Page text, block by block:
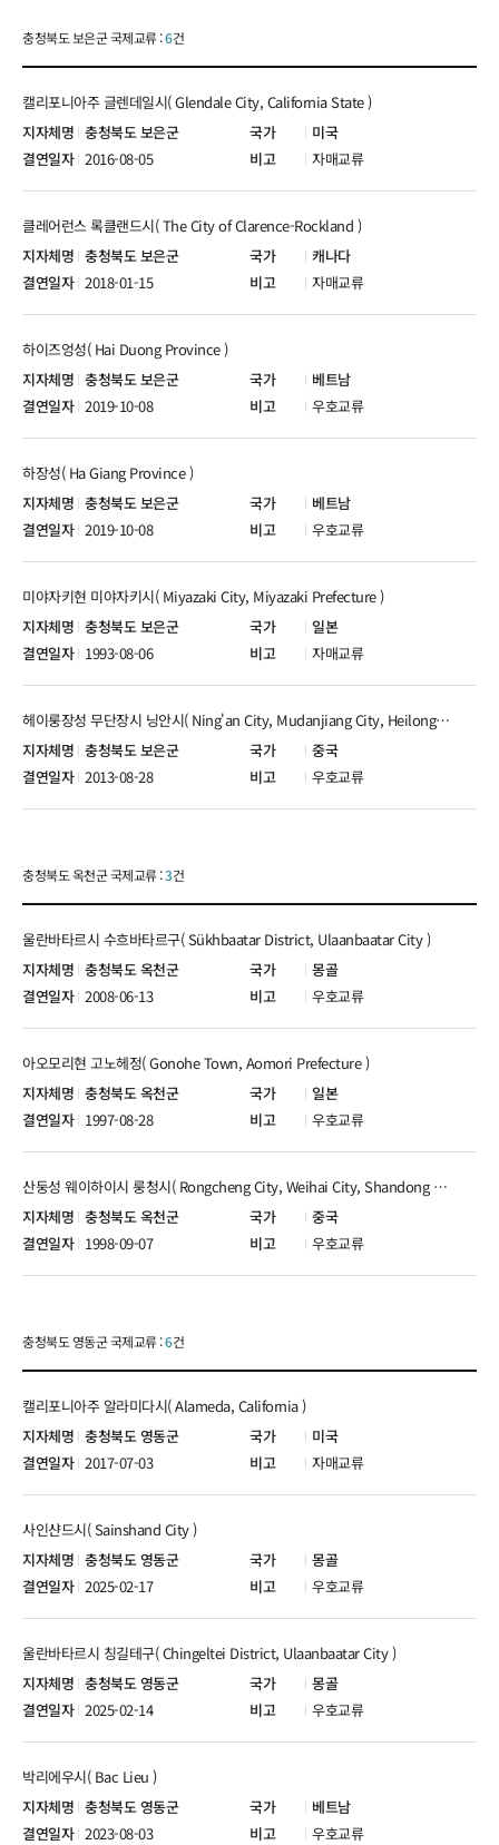
충청북도 보은군 국제교류 :6건
충청북도 보은군 미국
캘리포니아주 글렌데일시( Glendale City, California State )
2016-08-05 자매교류
충청북도 보은군 캐나다
클레어런스 록클랜드시( The City of Clarence-Rockland )
2018-01-15 자매교류
충청북도 보은군 베트남
하이즈엉성( Hai Duong Province )
2019-10-08 우호교류
충청북도 보은군 베트남
하장성( Ha Giang Province )
2019-10-08 우호교류
충청북도 보은군 일본
미야자키현 미야자키시( Miyazaki City, Miyazaki Prefecture )
1993-08-06 자매교류
충청북도 보은군 중국
헤이룽장성 무단장시 닝안시( Ning'an City, Mudanjiang City, Heilongjiang Province )
2013-08-28 우호교류
충청북도 옥천군 국제교류 :3건
충청북도 옥천군 몽골
울란바타르시 수흐바타르구( Sükhbaatar District, Ulaanbaatar City )
2008-06-13 우호교류
충청북도 옥천군 일본
아오모리현 고노헤정( Gonohe Town, Aomori Prefecture )
1997-08-28 우호교류
충청북도 옥천군 중국
산둥성 웨이하이시 룽청시( Rongcheng City, Weihai City, Shandong Province )
1998-09-07 우호교류
충청북도 영동군 국제교류 :6건
충청북도 영동군 미국
캘리포니아주 알라미다시( Alameda, California )
2017-07-03 자매교류
충청북도 영동군 몽골
사인샨드시( Sainshand City )
2025-02-17 우호교류
충청북도 영동군 몽골
울란바타르시 칭길테구( Chingeltei District, Ulaanbaatar City )
2025-02-14 우호교류
충청북도 영동군 베트남
박리에우시( Bac Lieu )
2023-08-03 우호교류